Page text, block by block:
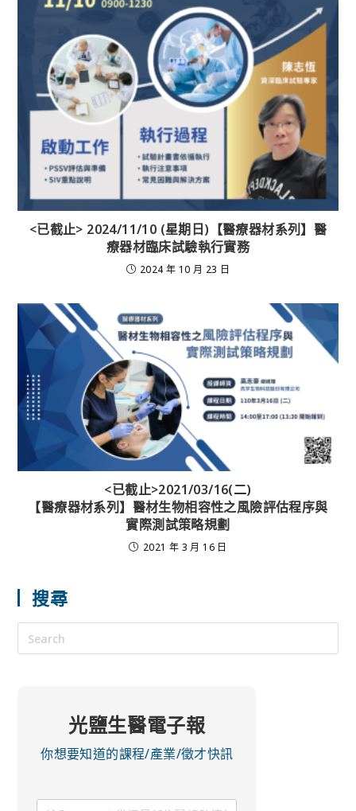
<已截止> 2024/11/10 (星期日)【醫療器材系列】醫
療器材臨床試驗執行實務
2024 年 10 月 23 日
<已截止>2021/03/16(二)
【醫療器材系列】醫材生物相容性之風險評估程序與
實際測試策略規劃
2021 年 3 月 16 日
搜尋
光鹽生醫電子報
你想要知道的課程/產業/徵才快訊